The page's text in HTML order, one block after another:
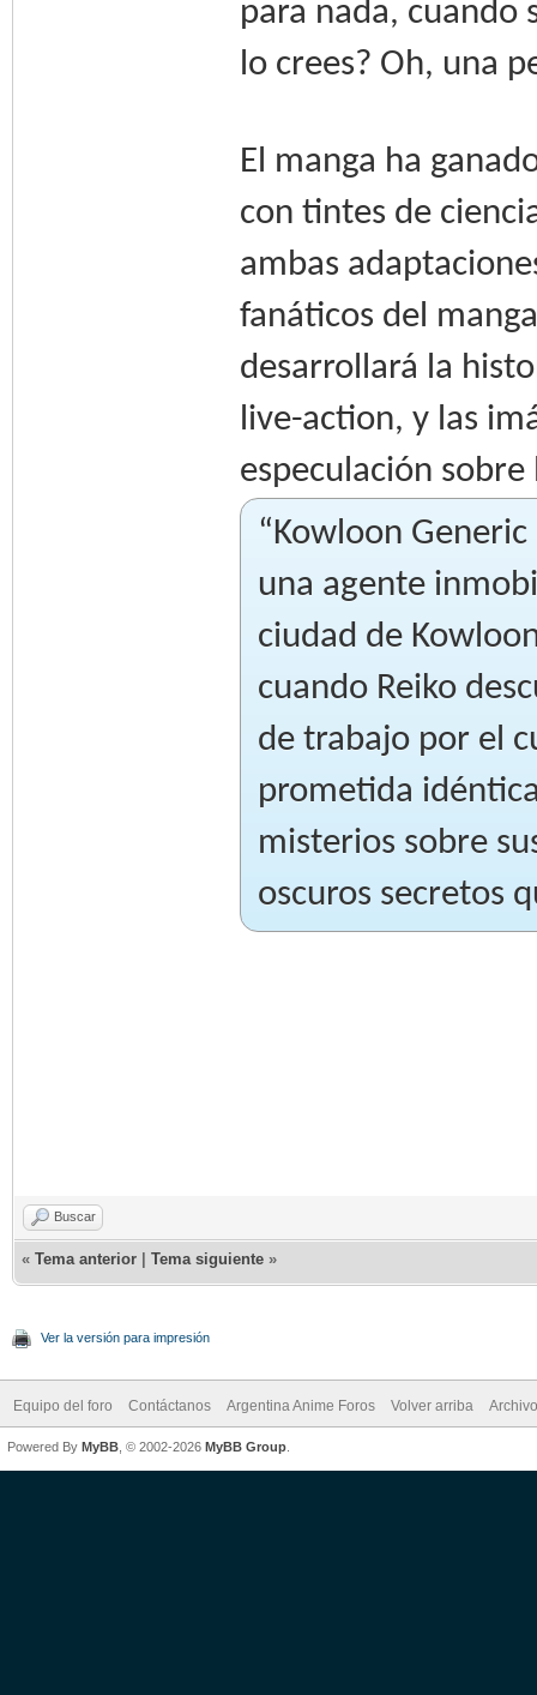
para nada, cuando
lo crees? Oh, una
El manga ha
con tintes de
ambas
fanáticos del
desarrollará la
live-action, y las
especulación
“Kowloon
una agente
ciudad de
cuando Reiko
de trabajo por el
prometida
misterios sobre
oscuros secretos
Buscar
« Tema anterior Tema siguiente »
Ver la versión para impresión
Equipo del foro Contáctanos Argentina Anime Foros Volver arriba
Powered By MyBB , © 2002-2026 MyBB Group